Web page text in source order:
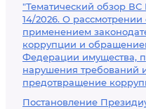
"Тематический обзор
14/2026. О
применением
коррупции и
Федерации имущества,
нарушения требований
предотвращение
Постановление